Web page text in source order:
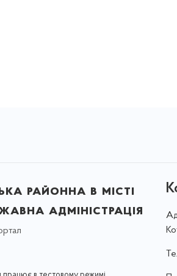
районна в місті
адміністрація